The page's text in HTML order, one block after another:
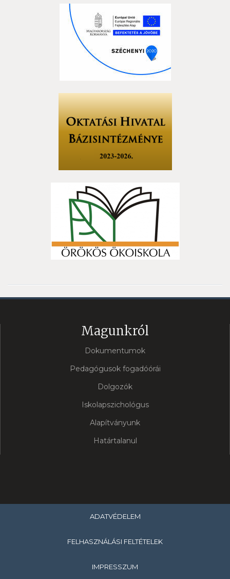
Magunkról
Dokumentumok
Pedagógusok fogadóórái
Dolgozók
Iskolapszichológus
Alapítványunk
Határtalanul
ADATVÉDELEM
FELHASZNÁLÁSI FELTÉTELEK
IMPRESSZUM